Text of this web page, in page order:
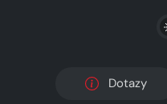
Dotazy